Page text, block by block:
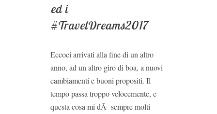
ed i
#TravelDreams2017
Eccoci arrivati alla fine di un altro
anno, ad un altro giro di boa, a nuovi
cambiamenti e buoni propositi. Il
tempo passa troppo velocemente, e
questa cosa mi dÃ sempre molti